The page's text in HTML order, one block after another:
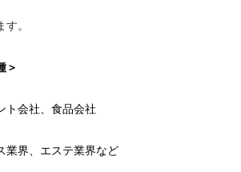
。
＞
ト会社、食品会社
業界、エステ業界など